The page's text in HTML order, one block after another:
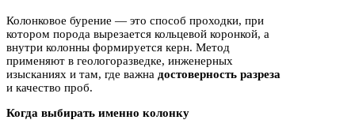
Колонковое бурение — это способ проходки, при
котором порода вырезается кольцевой коронкой, а
внутри колонны формируется керн. Метод
применяют в геологоразведке, инженерных
изысканиях и там, где важна достоверность разреза
и качество проб.
Когда выбирать именно колонку